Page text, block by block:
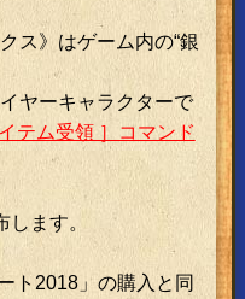
ス》はゲーム内の“銀
ヤーキャラクターで
テム受領 ］コマンド
ます。
ト2018」の購入と同